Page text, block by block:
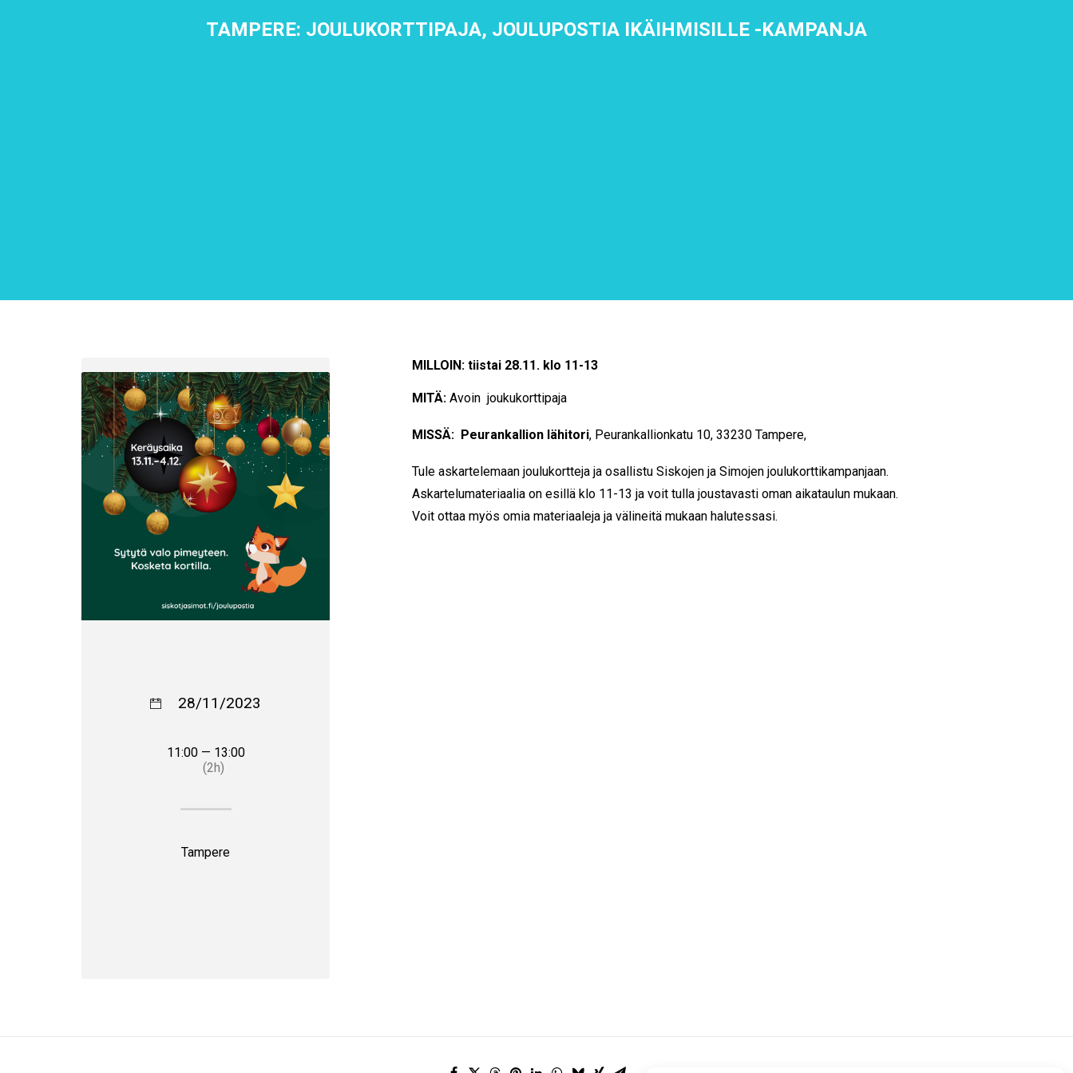
TAMPERE: JOULUKORTTIPAJA, JOULUPOSTIA IKÄIHMISILLE -KAMPANJA
MILLOIN: tiistai 28.11. klo 11-13
MITÄ: Avoin joukukorttipaja
MISSÄ: Peurankallion lähitori, Peurankallionkatu 10, 33230 Tampere,
Tule askartelemaan joulukortteja ja osallistu Siskojen ja Simojen joulukorttikampanjaan.
Askartelumateriaalia on esillä klo 11-13 ja voit tulla joustavasti oman aikataulun mukaan.
Voit ottaa myös omia materiaaleja ja välineitä mukaan halutessasi.
28/11/2023
11:00 — 13:00
(2h)
Tampere